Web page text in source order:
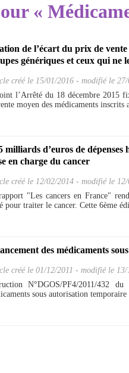
«
de l’écart du prix de
génériques et ceux qui ne
créé le 15/01/2016 - modifié le
l’Arrêté du 18 décembre 2015
moyen des médicaments
milliards d’euros de
en charge du cancer
créé le 12/02/2014 - modifié le
"Les cancers en France"
pour traiter le cancer. Cette 6ème
des médicaments
créé le 01/12/2011 - modifié le 13/
N°DGOS/PF4/2011/432
sous autorisation